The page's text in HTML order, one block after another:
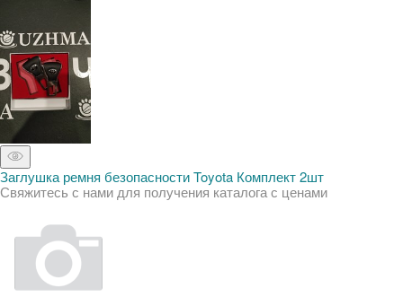
Заглушка ремня безопасности Toyota Комплект 2шт
Свяжитесь с нами для получения каталога с ценами